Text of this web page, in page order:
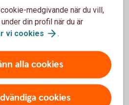
med andra finansiella
än de som beskrivs ovan. Nedan
som inte får göras inom
utgivna av
eller kan leda till ett ägande i
Swedbank Försäkring AB är
i försäkringsdepån och ett
medgivande när du vill,
din profil när du är
vi cookies .
alla cookies
cookies